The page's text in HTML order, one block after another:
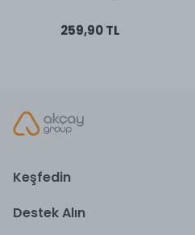
259,90 TL
Keşfedin
Destek Alın